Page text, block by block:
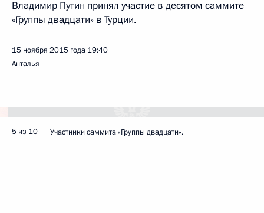
Владимир Путин принял участие в десятом саммите
«Группы двадцати» в Турции.
15 ноября 2015 года 19:40
Анталья
5 из 10 Участники саммита «Группы двадцати».